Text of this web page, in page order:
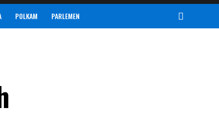
POLKAM PARLEMEN